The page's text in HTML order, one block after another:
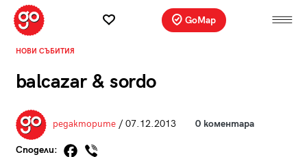
GoMap
НОВИ СЪБИТИЯ
balcazar & sordo
редакторите/ 07.12.2013 0 коментара
Сподели: